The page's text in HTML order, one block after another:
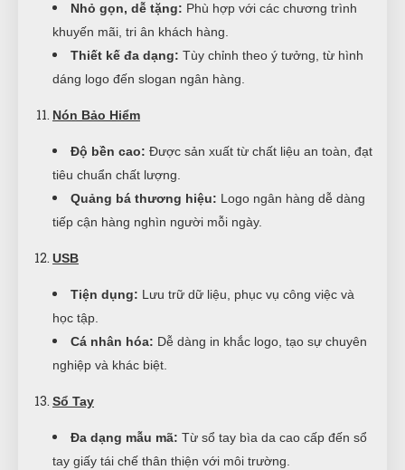
Nhỏ gọn, dễ tặng: Phù hợp với các chương trình
khuyến mãi, tri ân khách hàng.
Thiết kế đa dạng: Tùy chỉnh theo ý tưởng, từ hình
dáng logo đến slogan ngân hàng.
Nón Bảo Hiểm
Độ bền cao: Được sản xuất từ chất liệu an toàn, đạt
tiêu chuẩn chất lượng.
Quảng bá thương hiệu: Logo ngân hàng dễ dàng
tiếp cận hàng nghìn người mỗi ngày.
USB
Tiện dụng: Lưu trữ dữ liệu, phục vụ công việc và
học tập.
Cá nhân hóa: Dễ dàng in khắc logo, tạo sự chuyên
nghiệp và khác biệt.
Sổ Tay
Đa dạng mẫu mã: Từ sổ tay bìa da cao cấp đến sổ
tay giấy tái chế thân thiện với môi trường.